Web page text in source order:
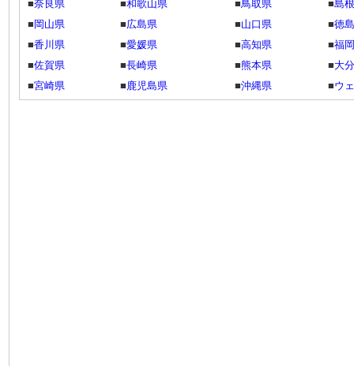
■奈良県 ■和歌山県 ■鳥取県 ■島
■ 岡山県 ■広島県 ■山口県 ■徳
■香川県 ■愛媛県 ■高知県 ■福
■佐賀県 ■長崎県 ■熊本県 ■大
■宮崎県 ■鹿児島県 ■沖縄県 ■ウ